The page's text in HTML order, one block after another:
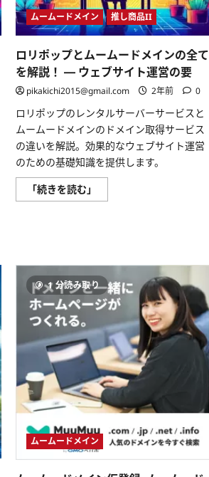
ス
テ
ィ
ン
の
実
力
は？
に
つ
い
て
さ
ら
に
読
ムームードメイン 推し商品II
ロリポップとムームードメインの全て
を解説！ — ウェブサイト運営の要
pikakichi2015@gmail.com 2年前 0
ロリポップのレンタルサーバーサービスと
ムームードメインのドメイン取得サービス
の違いを解説。効果的なウェブサイト運営
のための基礎知識を提供します。
「続きを読む」
リ
ム
ー
ド
メ
イ
の
全
て
解
説！
—
ウ
ェ
ブ
サ
イ
ト
運
1 分読み取り
ムームードメイン